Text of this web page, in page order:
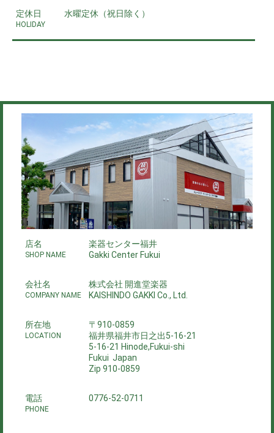
定休日
HOLIDAY
水曜定休（祝日除く）
店名
SHOP NAME
楽器センター福井
Gakki Center Fukui
会社名
COMPANY NAME
株式会社 開進堂楽器
KAISHINDO GAKKI Co., Ltd.
所在地
LOCATION
〒910-0859
福井県福井市日之出5-16-21
5-16-21 Hinode,Fukui-shi
Fukui Japan
Zip 910-0859
電話
PHONE
0776-52-0711